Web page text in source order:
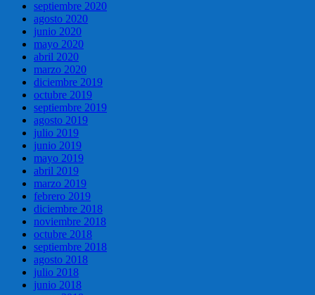
septiembre 2020
agosto 2020
junio 2020
mayo 2020
abril 2020
marzo 2020
diciembre 2019
octubre 2019
septiembre 2019
agosto 2019
julio 2019
junio 2019
mayo 2019
abril 2019
marzo 2019
febrero 2019
diciembre 2018
noviembre 2018
octubre 2018
septiembre 2018
agosto 2018
julio 2018
junio 2018